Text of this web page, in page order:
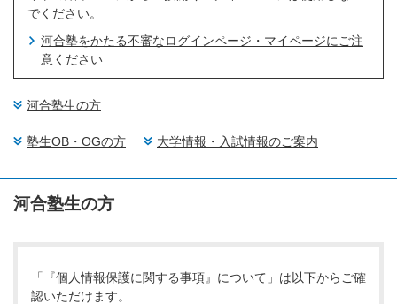
でください。
河合塾をかたる不審なログインページ・マイページにご注
意ください
河合塾生の方
塾生OB・OGの方 大学情報・入試情報のご案内
河合塾生の方
「『個人情報保護に関する事項』について」は以下からご確
認いただけます。